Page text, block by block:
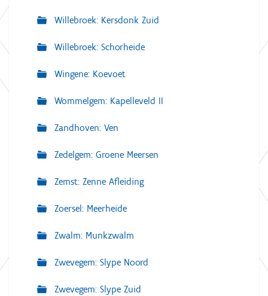
Willebroek: Kersdonk Zuid
Willebroek: Schorheide
Wingene: Koevoet
Wommelgem: Kapelleveld II
Zandhoven: Ven
Zedelgem: Groene Meersen
Zemst: Zenne Afleiding
Zoersel: Meerheide
Zwalm: Munkzwalm
Zwevegem: Slype Noord
Zwevegem: Slype Zuid